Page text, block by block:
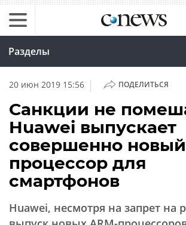
Разделы
20 июн 2019 15:56 | ПОДЕЛИТЬСЯ
Санкции не
Huawei выпускает
совершенно
процессор для
смартфонов
Huawei, несмотря на запрет на